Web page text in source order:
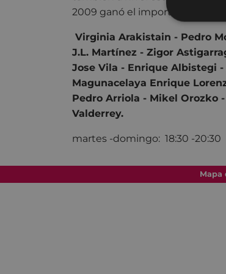
2009 ganó el importante
Virginia Arakistain - Pedro
J.L. Martínez - Zigor
Jose Vila - Enrique Albistegi
Magunacelaya Enrique
Pedro Arriola - Mikel Orozko
Valderrey.
martes -domingo: 18:30 -20:30
Mapa